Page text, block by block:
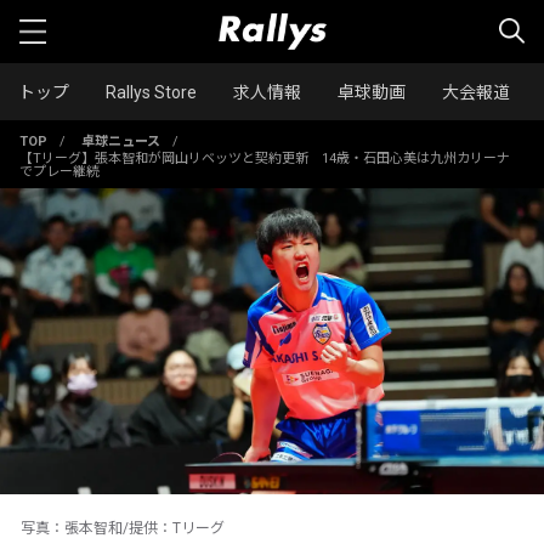
トップ Rallys Store 求人情報 卓球動画 大会報道
TOP / 卓球ニュース
/
【Tリーグ】張本智和が岡山リベッツと契約更新 14歳・石田心美は九州カリーナ
でプレー継続
写真：張本智和/提供：Tリーグ